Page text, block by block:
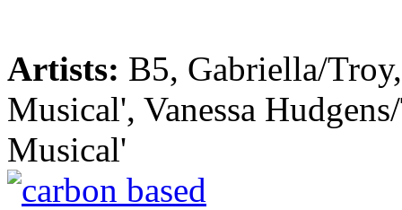
Artists: B5, Gabriella/
Musical', Vanessa
Musical'